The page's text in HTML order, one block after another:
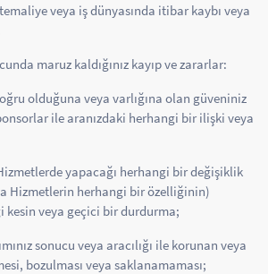
veya iş dünyasında itibar kaybı veya
maruz kaldığınız kayıp ve zararlar:
olduğuna veya varlığına olan güveniniz
ile aranızdaki herhangi bir ilişki veya
yapacağı herhangi bir değişiklik
Hizmetlerin herhangi bir özelliğinin)
kesin veya geçici bir durdurma;
sonucu veya aracılığı ile korunan veya
bozulması veya saklanamaması;